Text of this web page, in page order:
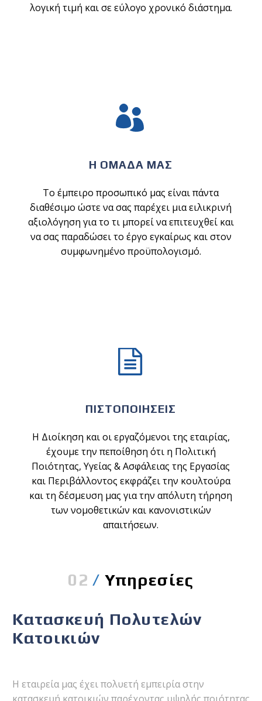
λογική τιμή και σε εύλογο χρονικό διάστημα.


Η ΟΜΑΔΑ ΜΑΣ
Το έμπειρο προσωπικό μας είναι πάντα
διαθέσιμο ώστε να σας παρέχει μια ειλικρινή
αξιολόγηση για το τι μπορεί να επιτευχθεί και
να σας παραδώσει το έργο εγκαίρως και στον
συμφωνημένο προϋπολογισμό.


ΠΙΣΤΟΠΟΙΗΣΕΙΣ
Η Διοίκηση και οι εργαζόμενοι της εταιρίας,
έχουμε την πεποίθηση ότι η Πολιτική
Ποιότητας, Υγείας & Ασφάλειας της Εργασίας
και Περιβάλλοντος εκφράζει την κουλτούρα
και τη δέσμευση μας για την απόλυτη τήρηση
των νομοθετικών και κανονιστικών
απαιτήσεων.
02 / Υπηρεσίες
Κατασκευή Πολυτελών
Κατοικιών
Η εταιρεία μας έχει πολυετή εμπειρία στην